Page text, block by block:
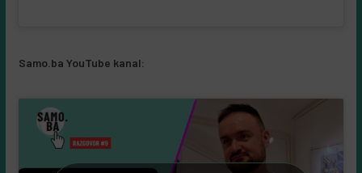
Samo.ba YouTube kanal: